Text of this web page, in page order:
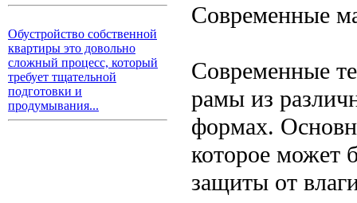
Обустройство собственной
квартиры это довольно
сложный процесс, который
требует тщательной
подготовки и
продумывания...
Современные
Современные
рамы из
формах.
которое может
защиты от